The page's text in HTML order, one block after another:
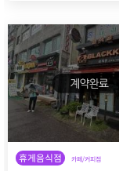
휴게음식점 카페/커피점